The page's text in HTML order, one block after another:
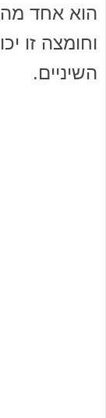
הוא אחד
וחומצה זו
השיניים.